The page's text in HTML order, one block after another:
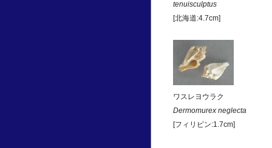
tenuisculptus
[北海道:4.7cm]
ワスレヨウラク
Dermomurex neglecta
[フィリピン:1.7cm]